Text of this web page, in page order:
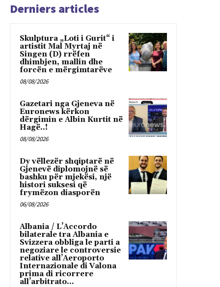
Derniers articles
Skulptura „Loti i Gurit“ i
artistit Mal Myrtaj në
Singen (D) rrëfen
dhimbjen, mallin dhe
forcën e mërgimtarëve
08/08/2026
Gazetari nga Gjeneva në
Euronews kërkon
dërgimin e Albin Kurtit në
Hagë..!
08/08/2026
Dy vëllezër shqiptarë në
Gjenevë diplomojnë së
bashku për mjekësi, një
histori suksesi që
frymëzon diasporën
06/08/2026
Albania / L’Accordo
bilaterale tra Albania e
Svizzera obbliga le parti a
negoziare le controversie
relative all’Aeroporto
Internazionale di Valona
prima di ricorrere
all’arbitrato...